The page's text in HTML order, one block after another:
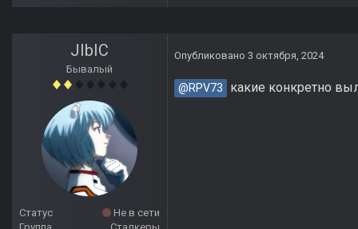
JIbIC
Бывалый
Статус
Не в сети
Опубликовано 3 октября, 2024
@RPV73 какие конкретно